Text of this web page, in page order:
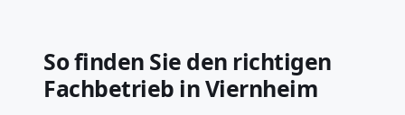
So finden Sie den richtigen
Fachbetrieb in Viernheim